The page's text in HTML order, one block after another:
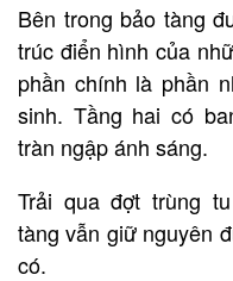
Bên trong bảo tàng
trúc điển hình của
phần chính là phần
sinh. Tầng hai có
tràn ngập ánh sáng.
Trải qua đợt trùng
tàng vẫn giữ nguyên
có.